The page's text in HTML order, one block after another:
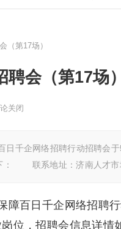
（第17场）
会（第17场）
关闭
日千企网络招聘行动招聘会
下： 联系地址：济南人
障百日千企网络招聘
位，招聘会信息详情